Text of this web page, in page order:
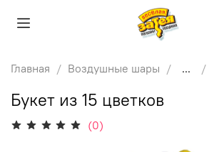
Главная Воздушные шары ...
Букет из 15 цветков
(0)